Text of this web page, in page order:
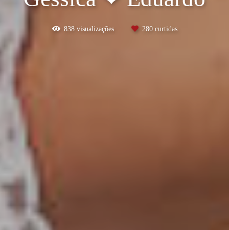
838visualizações 280curtidas